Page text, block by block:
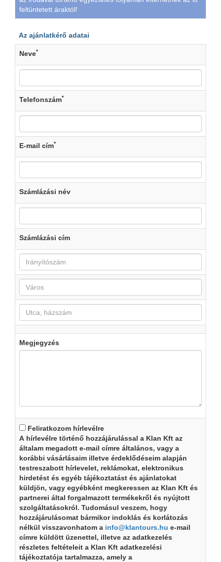
feltüntetett áraktól!
Az ajánlatkérő adatai
Neve*
Telefonszám*
E-mail cím*
Számlázási név
Számlázási cím
Megjegyzés
Feliratkozom hírlevélre
A hírlevélre történő hozzájárulással a Klan Kft az
általam megadott e-mail címre általános, vagy a
korábbi vásárlásaim illetve érdeklődéseim alapján
testreszabott hírlevelet, reklámokat, elektronikus
hirdetést és egyéb tájékoztatást és ajánlatokat
küldjön, vagy egyébként megkeressen az Klan Kft és
partnerei által forgalmazott termékekről és nyújtott
szolgáltatásokról. Tudomásul veszem, hogy
hozzájárulásomat bármikor indoklás és korlátozás
nélkül visszavonhatom a info@klantours.hu e-mail
címre küldött üzenettel, illetve az adatkezelés
részletes feltételeit a Klan Kft adatkezelési
tájékoztatója tartalmazza, amely a